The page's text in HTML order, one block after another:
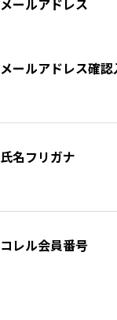
メールアドレス
メールアドレス確認
氏名フリガナ
コレル会員番号